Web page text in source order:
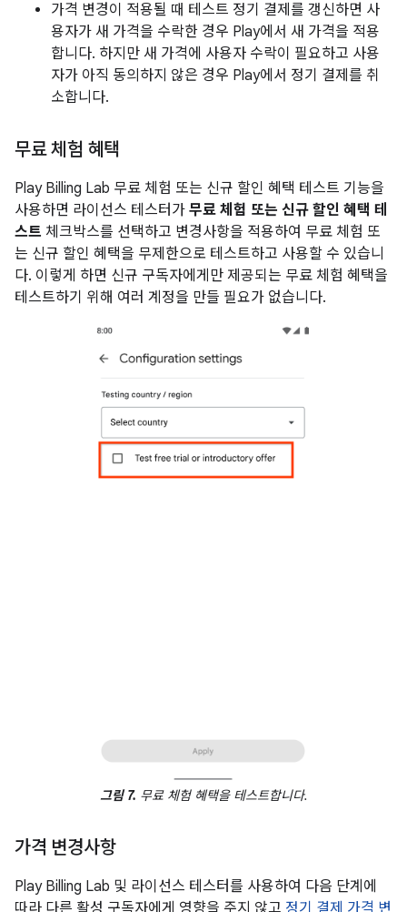
가격 변경이 적용될 때 테스트 정기 결제를 갱신하면 사
용자가 새 가격을 수락한 경우 Play에서 새 가격을 적용
합니다. 하지만 새 가격에 사용자 수락이 필요하고 사용
자가 아직 동의하지 않은 경우 Play에서 정기 결제를 취
소합니다.
무료 체험 혜택
Play Billing Lab 무료 체험 또는 신규 할인 혜택 테스트 기능을
사용하면 라이선스 테스터가 무료 체험 또는 신규 할인 혜택 테
스트 체크박스를 선택하고 변경사항을 적용하여 무료 체험 또
는 신규 할인 혜택을 무제한으로 테스트하고 사용할 수 있습니
다. 이렇게 하면 신규 구독자에게만 제공되는 무료 체험 혜택을
테스트하기 위해 여러 계정을 만들 필요가 없습니다.
그림 7. 무료 체험 혜택을 테스트합니다.
가격 변경사항
Play Billing Lab 및 라이선스 테스터를 사용하여 다음 단계에
따라 다른 활성 구독자에게 영향을 주지 않고 정기 결제 가격 변